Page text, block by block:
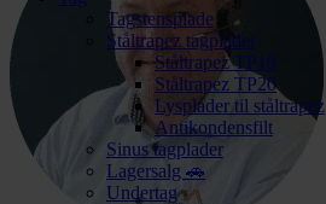
Tagstensplade
Ståltrapez tagplader
Ståltrapez TP19
Ståltrapez TP20
Lysplader til ståltrapez
Antikondensfilt
Sinus tagplader
Lagersalg 🚗
Undertag